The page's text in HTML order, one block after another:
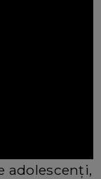
adolescenți,